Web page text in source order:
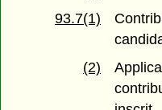
93.7(1)
(2)